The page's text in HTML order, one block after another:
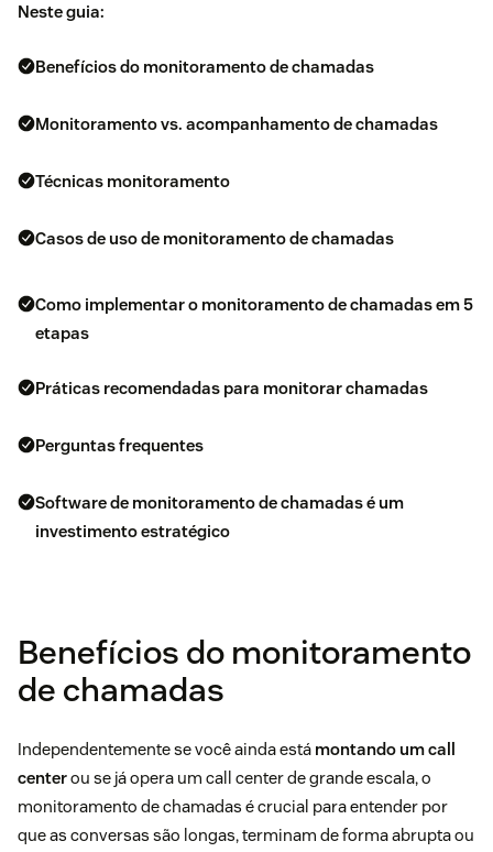
Neste guia:
Benefícios do monitoramento de chamadas
Monitoramento vs. acompanhamento de chamadas
Técnicas monitoramento
Casos de uso de monitoramento de chamadas
Como implementar o monitoramento de chamadas em 5
etapas
Práticas recomendadas para monitorar chamadas
Perguntas frequentes
Software de monitoramento de chamadas é um
investimento estratégico
Benefícios do monitoramento
de chamadas
Independentemente se você ainda está montando um call
centerou se já opera um call center de grande escala, o
monitoramento de chamadas é crucial para entender por
que as conversas são longas, terminam de forma abrupta ou